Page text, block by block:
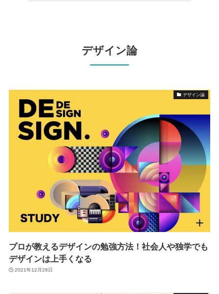
デザイン論
デザイン論
プロが教えるデザインの勉強方法！社会人や独学でも
デザインは上手くなる
2021年12月28日